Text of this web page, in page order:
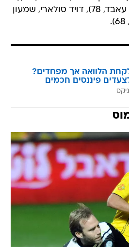
שלומי אזולאי (אחמד עאבד, 78), דויד סולארי, שמעון
הלוואה אך מפחדים?
פיננסים חכמים